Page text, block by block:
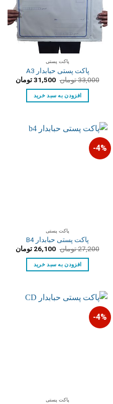
پاکت پستی
پاکت پستی حبابدار A3
33,000تومان قیمت
اصلی:
33,000 تومان
بود.
31,500 تومانقیمت
افزودن به سبد خرید
4%-
پاکت پستی
پاکت پستی حبابدار B4
27,200تومان قیمت
اصلی:
27,200 تومان
بود.
26,100 تومانقیمت
افزودن به سبد خرید
4%-
پاکت پستی